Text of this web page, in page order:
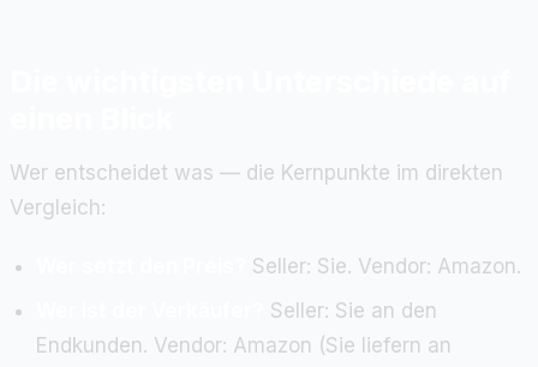
Wer entscheidet was — die Kernpunkte im direkten
Vergleich:
Seller: Sie. Vendor: Amazon.
Seller: Sie an den
Endkunden. Vendor: Amazon (Sie liefern an